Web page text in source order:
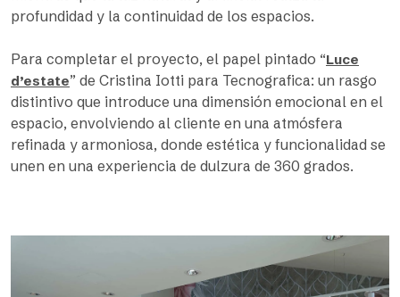
profundidad y la continuidad de los espacios.
Para completar el proyecto, el papel pintado “Luce
d’estate” de Cristina Iotti para Tecnografica: un rasgo
distintivo que introduce una dimensión emocional en el
espacio, envolviendo al cliente en una atmósfera
refinada y armoniosa, donde estética y funcionalidad se
unen en una experiencia de dulzura de 360 grados.